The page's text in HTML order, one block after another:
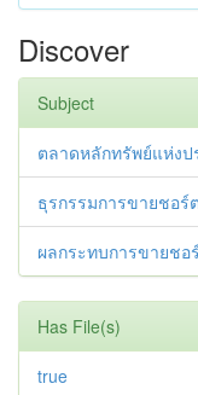
Discover
Subject
ตลาดหลักทรัพย์แห่งป
ธุรกรรมการขายชอร์ต
ผลกระทบการขายชอ
Has File(s)
true